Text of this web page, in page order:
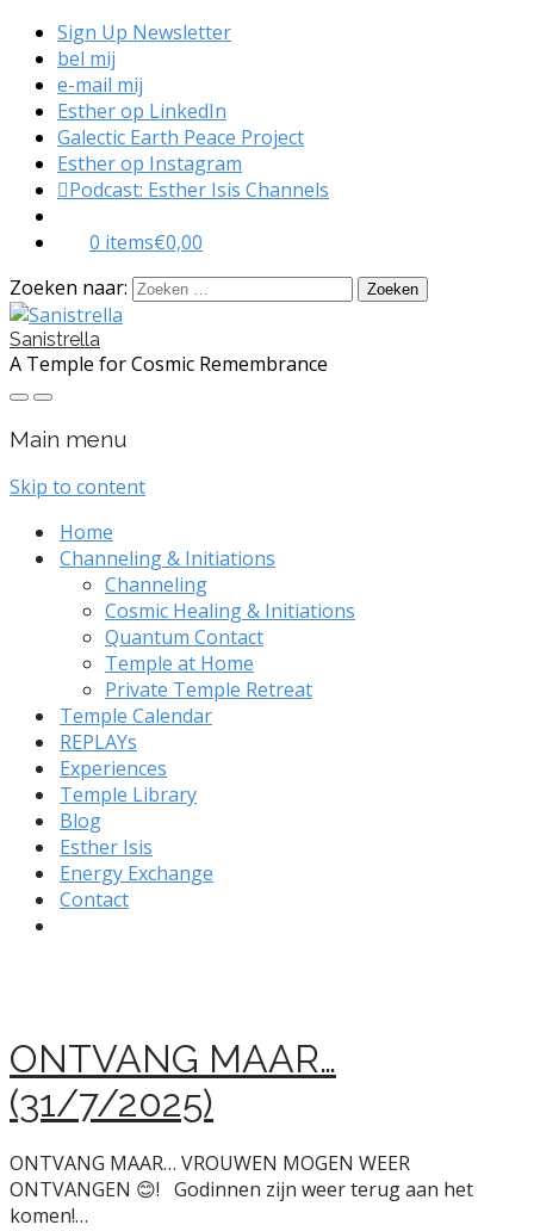
Sign Up Newsletter
bel mij
e-mail mij
Esther op LinkedIn
Galectic Earth Peace Project
Esther op Instagram
Podcast: Esther Isis Channels
0 items€0,00
Zoeken naar:
Sanistrella
A Temple for Cosmic Remembrance
Main menu
Skip to content
Home
Channeling & Initiations
Channeling
Cosmic Healing & Initiations
Quantum Contact
Temple at Home
Private Temple Retreat
Temple Calendar
REPLAYs
Experiences
Temple Library
Blog
Esther Isis
Energy Exchange
Contact
ONTVANG MAAR…
(31/7/2025)
ONTVANG MAAR… VROUWEN MOGEN WEER
ONTVANGEN 😊! Godinnen zijn weer terug aan het
komen!…